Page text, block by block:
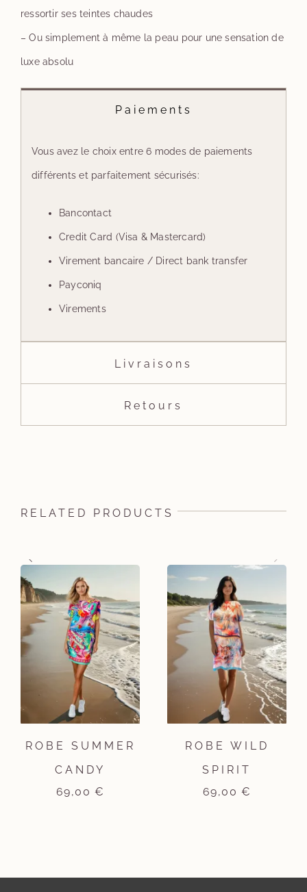
ressortir ses teintes chaudes
– Ou simplement à même la peau pour une sensation de
luxe absolu
Paiements
Vous avez le choix entre 6 modes de paiements
différents et parfaitement sécurisés:
Bancontact
Credit Card (Visa & Mastercard)
Virement bancaire / Direct bank transfer
Payconiq
Virements
Livraisons
Retours
RELATED PRODUCTS
ROBE SUMMER
CANDY
69,00 €
ROBE WILD
SPIRIT
69,00 €